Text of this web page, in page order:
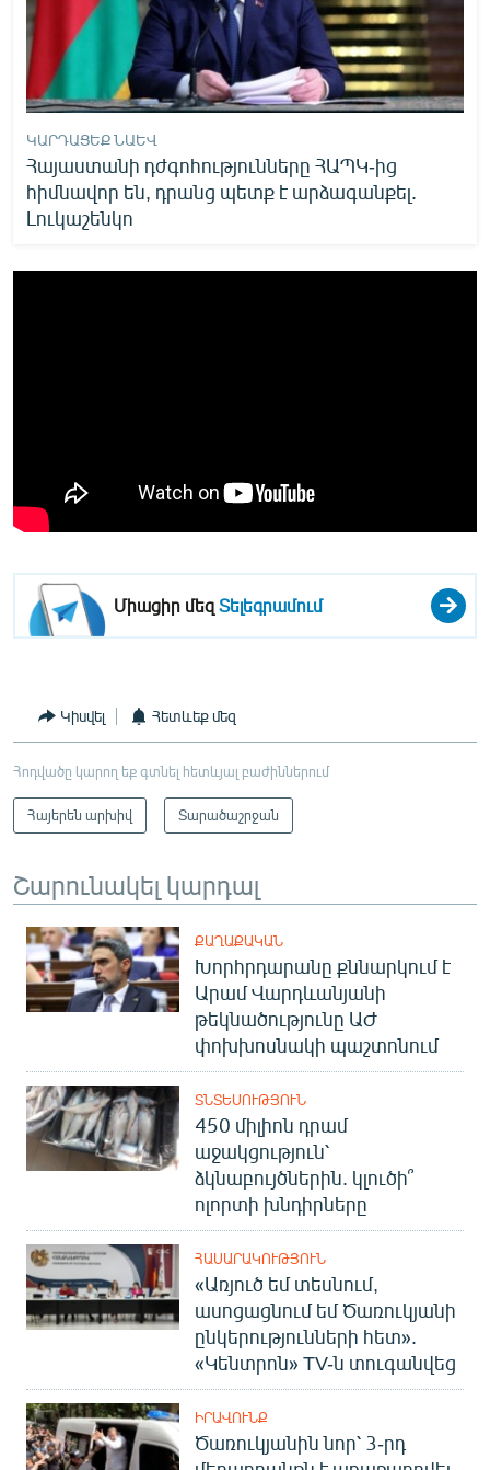
ԿԱՐԴԱՑԵՔ ՆԱԵՎ
Հայաստանի դժգոհությունները ՀԱՊԿ-ից
հիմնավոր են, դրանց պետք է արձագանքել.
Լուկաշենկո
Միացիր մեզՏելեգրամում
Կիսվել Հետևեք մեզ
Հոդվածը կարող եք գտնել հետևյալ բաժիններում
Հայերեն արխիվ Տարածաշրջան
Շարունակել կարդալ
ՔԱՂԱՔԱԿԱՆ
Խորհրդարանը քննարկում է
Արամ Վարդևանյանի
թեկնածությունը ԱԺ
փոխխոսնակի պաշտոնում
ՏՆՏԵՍՈՒԹՅՈՒՆ
450 միլիոն դրամ
աջակցություն՝
ձկնաբույծներին. կլուծի՞
ոլորտի խնդիրները
ՀԱՍԱՐԱԿՈՒԹՅՈՒՆ
«Առյուծ եմ տեսնում,
ասոցացնում եմ Ծառուկյանի
ընկերությունների հետ».
«Կենտրոն» TV-ն տուգանվեց
ԻՐԱՎՈՒՆՔ
Ծառուկյանին նոր՝ 3-րդ